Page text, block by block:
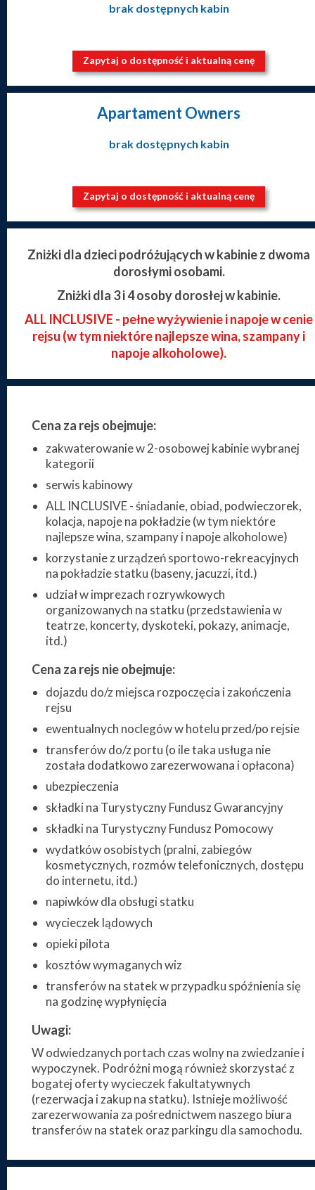
brak dostępnych kabin
Zapytaj o dostępność i aktualną cenę
Apartament Owners
brak dostępnych kabin
Zapytaj o dostępność i aktualną cenę
Zniżki dla dzieci podróżujących w kabinie z dwoma
dorosłymi osobami.
Zniżki dla 3 i 4 osoby dorosłej w kabinie.
ALL INCLUSIVE - pełne wyżywienie i napoje w cenie
rejsu (w tym niektóre najlepsze wina, szampany i
napoje alkoholowe).
Cena za rejs obejmuje:
zakwaterowanie w 2-osobowej kabinie wybranej
kategorii
serwis kabinowy
ALL INCLUSIVE - śniadanie, obiad, podwieczorek,
kolacja, napoje na pokładzie (w tym niektóre
najlepsze wina, szampany i napoje alkoholowe)
korzystanie z urządzeń sportowo-rekreacyjnych
na pokładzie statku (baseny, jacuzzi, itd.)
udział w imprezach rozrywkowych
organizowanych na statku (przedstawienia w
teatrze, koncerty, dyskoteki, pokazy, animacje,
itd.)
Cena za rejs nie obejmuje:
dojazdu do/z miejsca rozpoczęcia i zakończenia
rejsu
ewentualnych noclegów w hotelu przed/po rejsie
transferów do/z portu (o ile taka usługa nie
została dodatkowo zarezerwowana i opłacona)
ubezpieczenia
składki na Turystyczny Fundusz Gwarancyjny
składki na Turystyczny Fundusz Pomocowy
wydatków osobistych (pralni, zabiegów
kosmetycznych, rozmów telefonicznych, dostępu
do internetu, itd.)
napiwków dla obsługi statku
wycieczek lądowych
opieki pilota
kosztów wymaganych wiz
transferów na statek w przypadku spóźnienia się
na godzinę wypłynięcia
Uwagi:
W odwiedzanych portach czas wolny na zwiedzanie i
wypoczynek. Podróżni mogą również skorzystać z
bogatej oferty wycieczek fakultatywnych
(rezerwacja i zakup na statku). Istnieje możliwość
zarezerwowania za pośrednictwem naszego biura
transferów na statek oraz parkingu dla samochodu.